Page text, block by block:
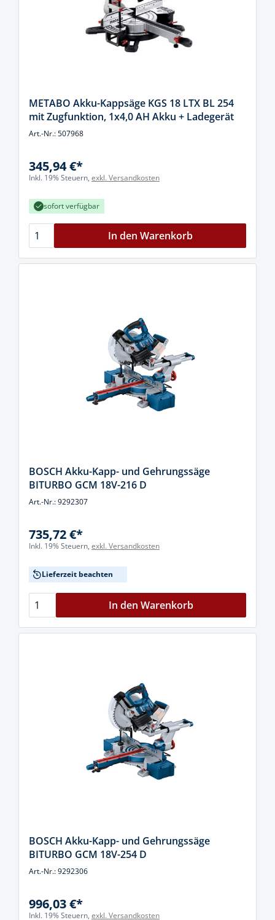
METABO Akku-Kappsäge KGS 18 LTX BL 254
mit Zugfunktion, 1x4,0 AH Akku + Ladegerät
Art.-Nr.: 507968
345,94 €*
Inkl. 19% Steuern, exkl. Versandkosten
sofort verfügbar
In den Warenkorb
BOSCH Akku-Kapp- und Gehrungssäge
BITURBO GCM 18V-216 D
Art.-Nr.: 9292307
735,72 €*
Inkl. 19% Steuern, exkl. Versandkosten
Lieferzeit beachten
In den Warenkorb
BOSCH Akku-Kapp- und Gehrungssäge
BITURBO GCM 18V-254 D
Art.-Nr.: 9292306
996,03 €*
Inkl. 19% Steuern, exkl. Versandkosten